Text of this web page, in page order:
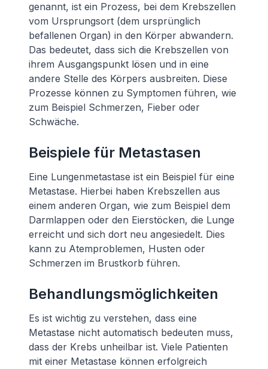
genannt, ist ein Prozess, bei dem Krebszellen
vom Ursprungsort (dem ursprünglich
befallenen Organ) in den Körper abwandern.
Das bedeutet, dass sich die Krebszellen von
ihrem Ausgangspunkt lösen und in eine
andere Stelle des Körpers ausbreiten. Diese
Prozesse können zu Symptomen führen, wie
zum Beispiel Schmerzen, Fieber oder
Schwäche.
Beispiele für Metastasen
Eine Lungenmetastase ist ein Beispiel für eine
Metastase. Hierbei haben Krebszellen aus
einem anderen Organ, wie zum Beispiel dem
Darmlappen oder den Eierstöcken, die Lunge
erreicht und sich dort neu angesiedelt. Dies
kann zu Atemproblemen, Husten oder
Schmerzen im Brustkorb führen.
Behandlungsmöglichkeiten
Es ist wichtig zu verstehen, dass eine
Metastase nicht automatisch bedeuten muss,
dass der Krebs unheilbar ist. Viele Patienten
mit einer Metastase können erfolgreich